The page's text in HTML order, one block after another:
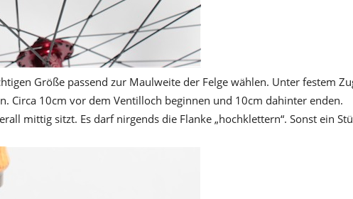
Größe passend zur Maulweite der Felge wählen. Unter festem
Circa 10cm vor dem Ventilloch beginnen und 10cm dahinter enden.
mittig sitzt. Es darf nirgends die Flanke „hochklettern“. Sonst ein